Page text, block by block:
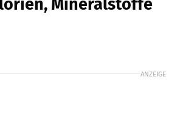
Mineralstoffe
ANZEIGE